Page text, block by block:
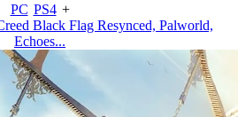
PC PS4 +
Black Flag Resynced, Palworld,
Echoes...